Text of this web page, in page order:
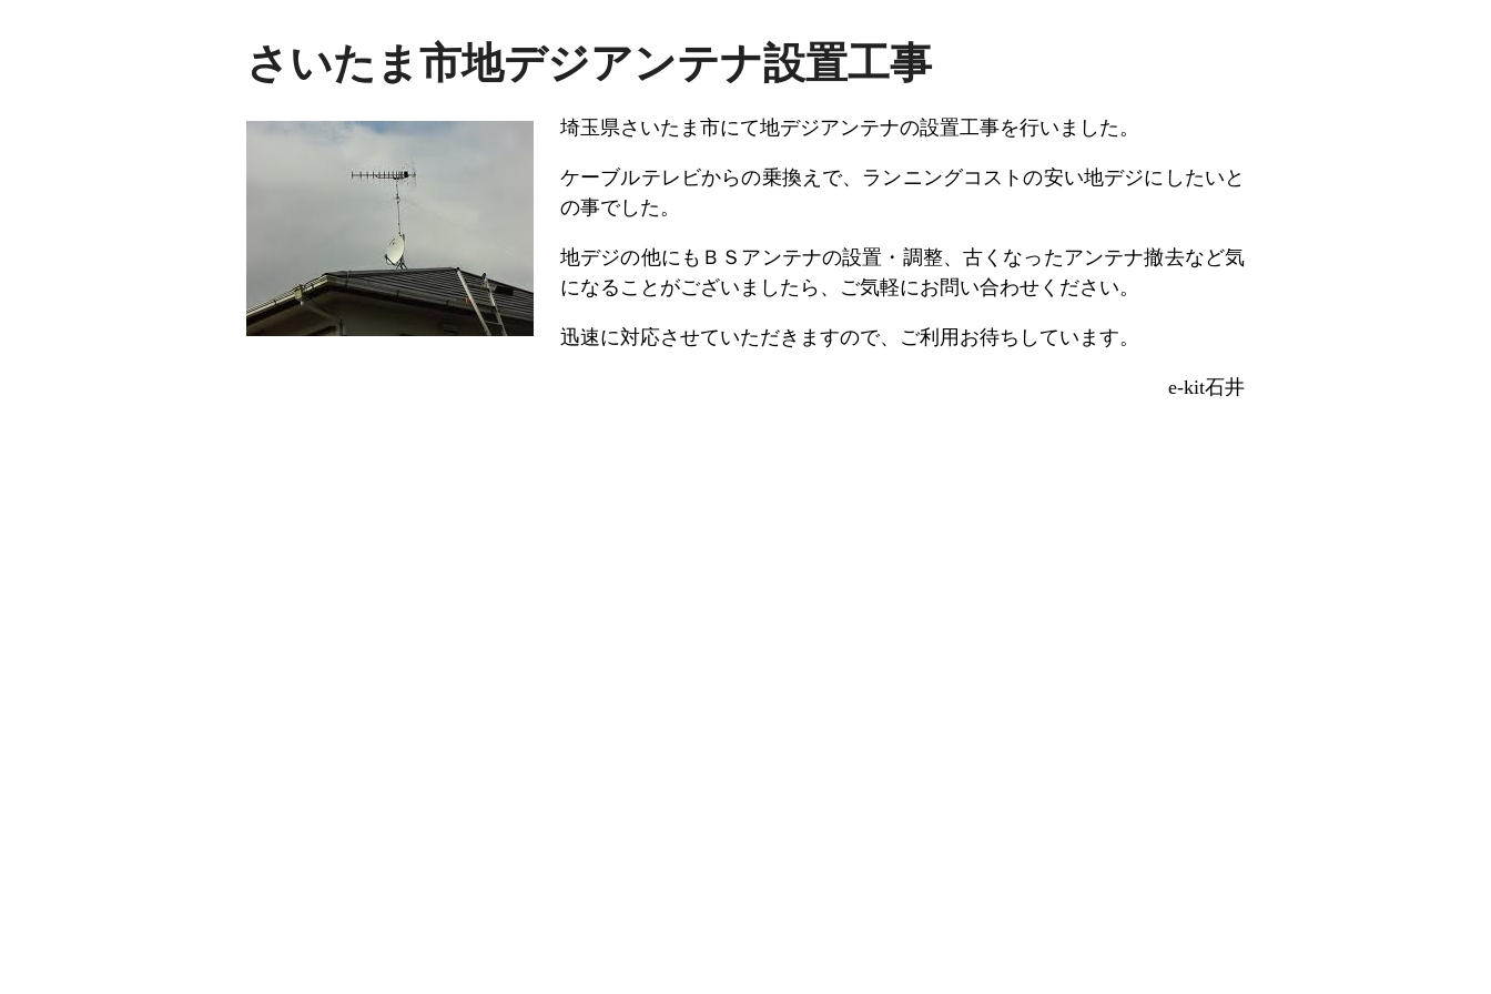
さいたま市地デジアンテナ設置工事
埼玉県さいたま市にて地デジアンテナの設置工事を行いました。
ケーブルテレビからの乗換えで、ランニングコストの安い地デジにしたいと
の事でした。
地デジの他にもＢＳアンテナの設置・調整、古くなったアンテナ撤去など気
になることがございましたら、ご気軽にお問い合わせください。
迅速に対応させていただきますので、ご利用お待ちしています。
e-kit石井